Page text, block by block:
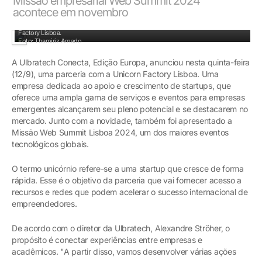
acontece em novembro
Factory Lisboa.
Foto: Thamiriz Amado
A Ulbratech Conecta, Edição Europa, anunciou nesta quinta-feira
(12/9), uma parceria com a Unicorn Factory Lisboa. Uma
empresa dedicada ao apoio e crescimento de startups, que
oferece uma ampla gama de serviços e eventos para empresas
emergentes alcançarem seu pleno potencial e se destacarem no
mercado. Junto com a novidade, também foi apresentado a
Missão Web Summit Lisboa 2024, um dos maiores eventos
tecnológicos globais.
O termo unicórnio refere-se a uma startup que cresce de forma
rápida. Esse é o objetivo da parceria que vai fornecer acesso a
recursos e redes que podem acelerar o sucesso internacional de
empreendedores.
De acordo com o diretor da Ulbratech, Alexandre Ströher, o
propósito é conectar experiências entre empresas e
acadêmicos. "A partir disso, vamos desenvolver várias ações